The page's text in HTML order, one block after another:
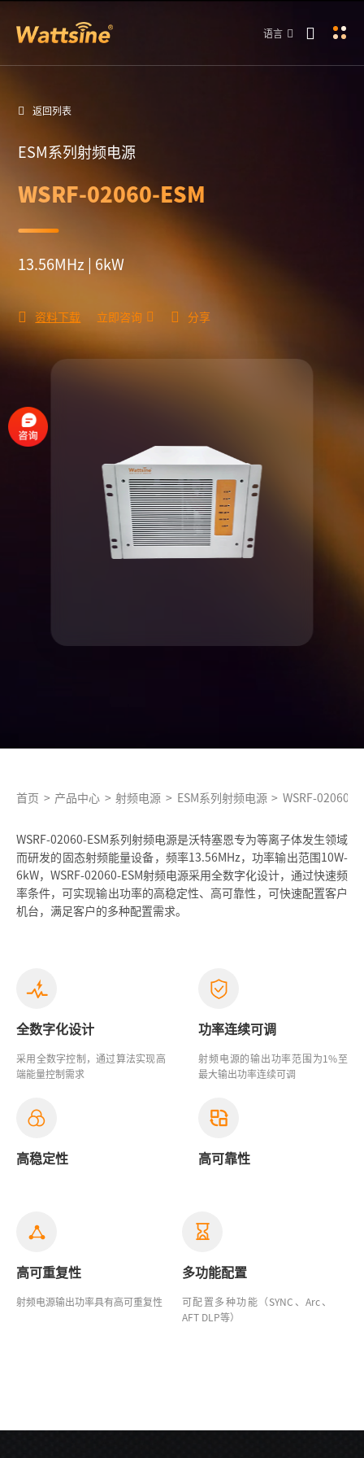
语言
返回列表
ESM系列射频电源
WSRF-02060-ESM
13.56MHz | 6kW
资料下载 立即咨询 分享
首页 > 产品中心 > 射频电源 > ESM系列射频电源 > WSRF-02060-
WSRF-02060-ESM系列射频电源是沃特塞恩专为等离子体发生领域
而研发的固态射频能量设备，频率13.56MHz，功率输出范围10W-
6kW，WSRF-02060-ESM射频电源采用全数字化设计，通过快速频
率条件，可实现输出功率的高稳定性、高可靠性，可快速配置客户
机台，满足客户的多种配置需求。
全数字化设计
采用全数字控制，通过算法实现高
端能量控制需求
功率连续可调
射频电源的输出功率范围为1%至
最大输出功率连续可调
高稳定性 高可靠性
高可重复性
射频电源输出功率具有高可重复性
多功能配置
可配置多种功能（SYNC、Arc、
AFT DLP等）